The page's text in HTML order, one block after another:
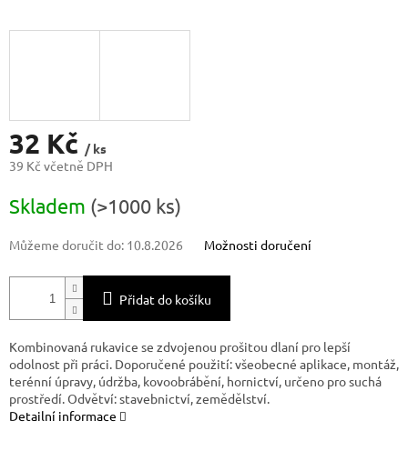
32 Kč / ks
39 Kč včetně DPH
cena:
Skladem (>1000 ks)
Můžeme doručit do: 10.8.2026 Možnosti doručení
Přidat do košíku
Kombinovaná rukavice se zdvojenou prošitou dlaní pro lepší
odolnost při práci. Doporučené použití: všeobecné aplikace, montáž,
terénní úpravy, údržba, kovoobrábění, hornictví, určeno pro suchá
prostředí. Odvětví: stavebnictví, zemědělství.
Detailní informace